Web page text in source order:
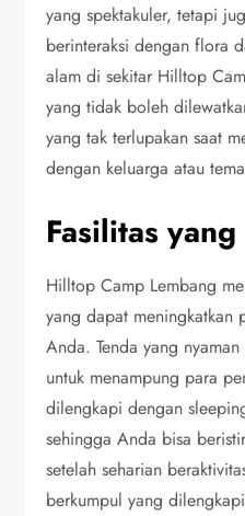
yang spektakuler, tetapi
berinteraksi dengan flora
alam di sekitar Hilltop
yang tidak boleh
yang tak terlupakan saat
dengan keluarga atau
Fasilitas
Hilltop Camp Lembang
yang dapat meningkatkan
Anda. Tenda yang
untuk menampung para
dilengkapi dengan
sehingga Anda bisa
setelah seharian
berkumpul yang